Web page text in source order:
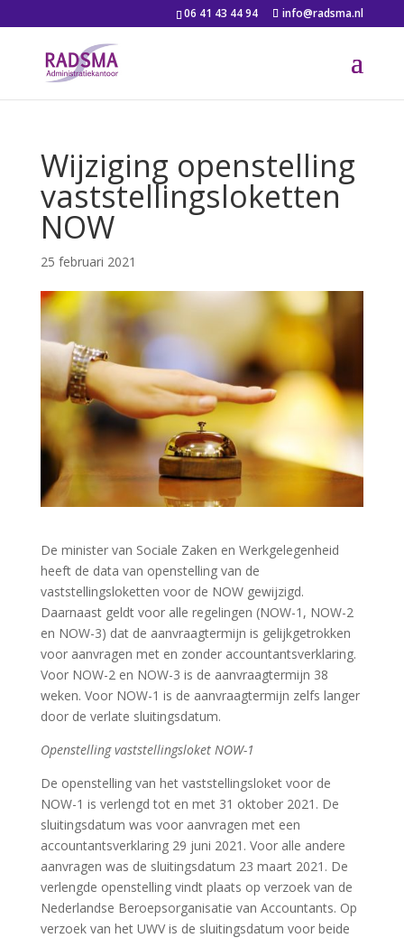
06 41 43 44 94 info@radsma.nl
Wijziging openstelling
vaststellingsloketten
NOW
25 februari 2021
De minister van Sociale Zaken en Werkgelegenheid
heeft de data van openstelling van de
vaststellingsloketten voor de NOW gewijzigd.
Daarnaast geldt voor alle regelingen (NOW-1, NOW-2
en NOW-3) dat de aanvraagtermijn is gelijkgetrokken
voor aanvragen met en zonder accountantsverklaring.
Voor NOW-2 en NOW-3 is de aanvraagtermijn 38
weken. Voor NOW-1 is de aanvraagtermijn zelfs langer
door de verlate sluitingsdatum.
Openstelling vaststellingsloket NOW-1
De openstelling van het vaststellingsloket voor de
NOW-1 is verlengd tot en met 31 oktober 2021. De
sluitingsdatum was voor aanvragen met een
accountantsverklaring 29 juni 2021. Voor alle andere
aanvragen was de sluitingsdatum 23 maart 2021. De
verlengde openstelling vindt plaats op verzoek van de
Nederlandse Beroepsorganisatie van Accountants. Op
verzoek van het UWV is de sluitingsdatum voor beide